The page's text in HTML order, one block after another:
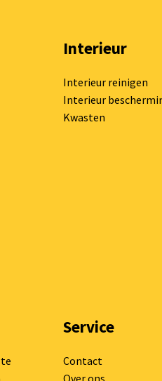
Interieur
Interieur reinigen
Interieur
Kwasten
Service
Contact